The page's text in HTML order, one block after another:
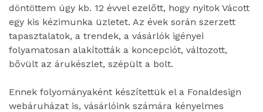
döntöttem úgy kb. 12 évvel ezelőtt, hogy nyitok Vácott
egy kis kézimunka üzletet. Az évek során szerzett
tapasztalatok, a trendek, a vásárlók igényei
folyamatosan alakították a koncepciót, változott,
bővült az árukészlet, szépült a bolt.
Ennek folyományaként készítettük el a Fonaldesign
webáruházat is, vásárlóink számára kényelmes